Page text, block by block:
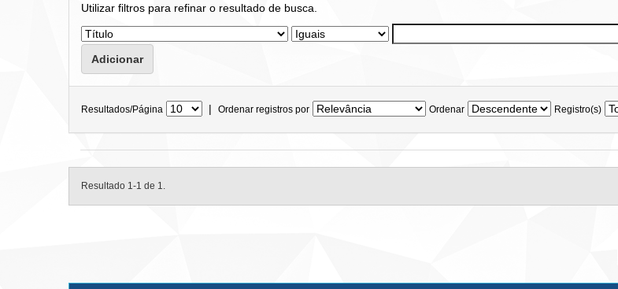
Utilizar filtros para refinar o resultado de busca.
Resultados/Página | Ordenar registros por Ordenar Registro(s)
Resultado 1-1 de 1.